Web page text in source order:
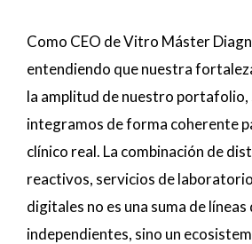
Como CEO de Vitro Máster
entendiendo que nuestra
la amplitud de nuestro portafolio,
integramos de forma coherente
clínico real. La combinación de
reactivos, servicios de
digitales no es una suma de líneas
independientes, sino un